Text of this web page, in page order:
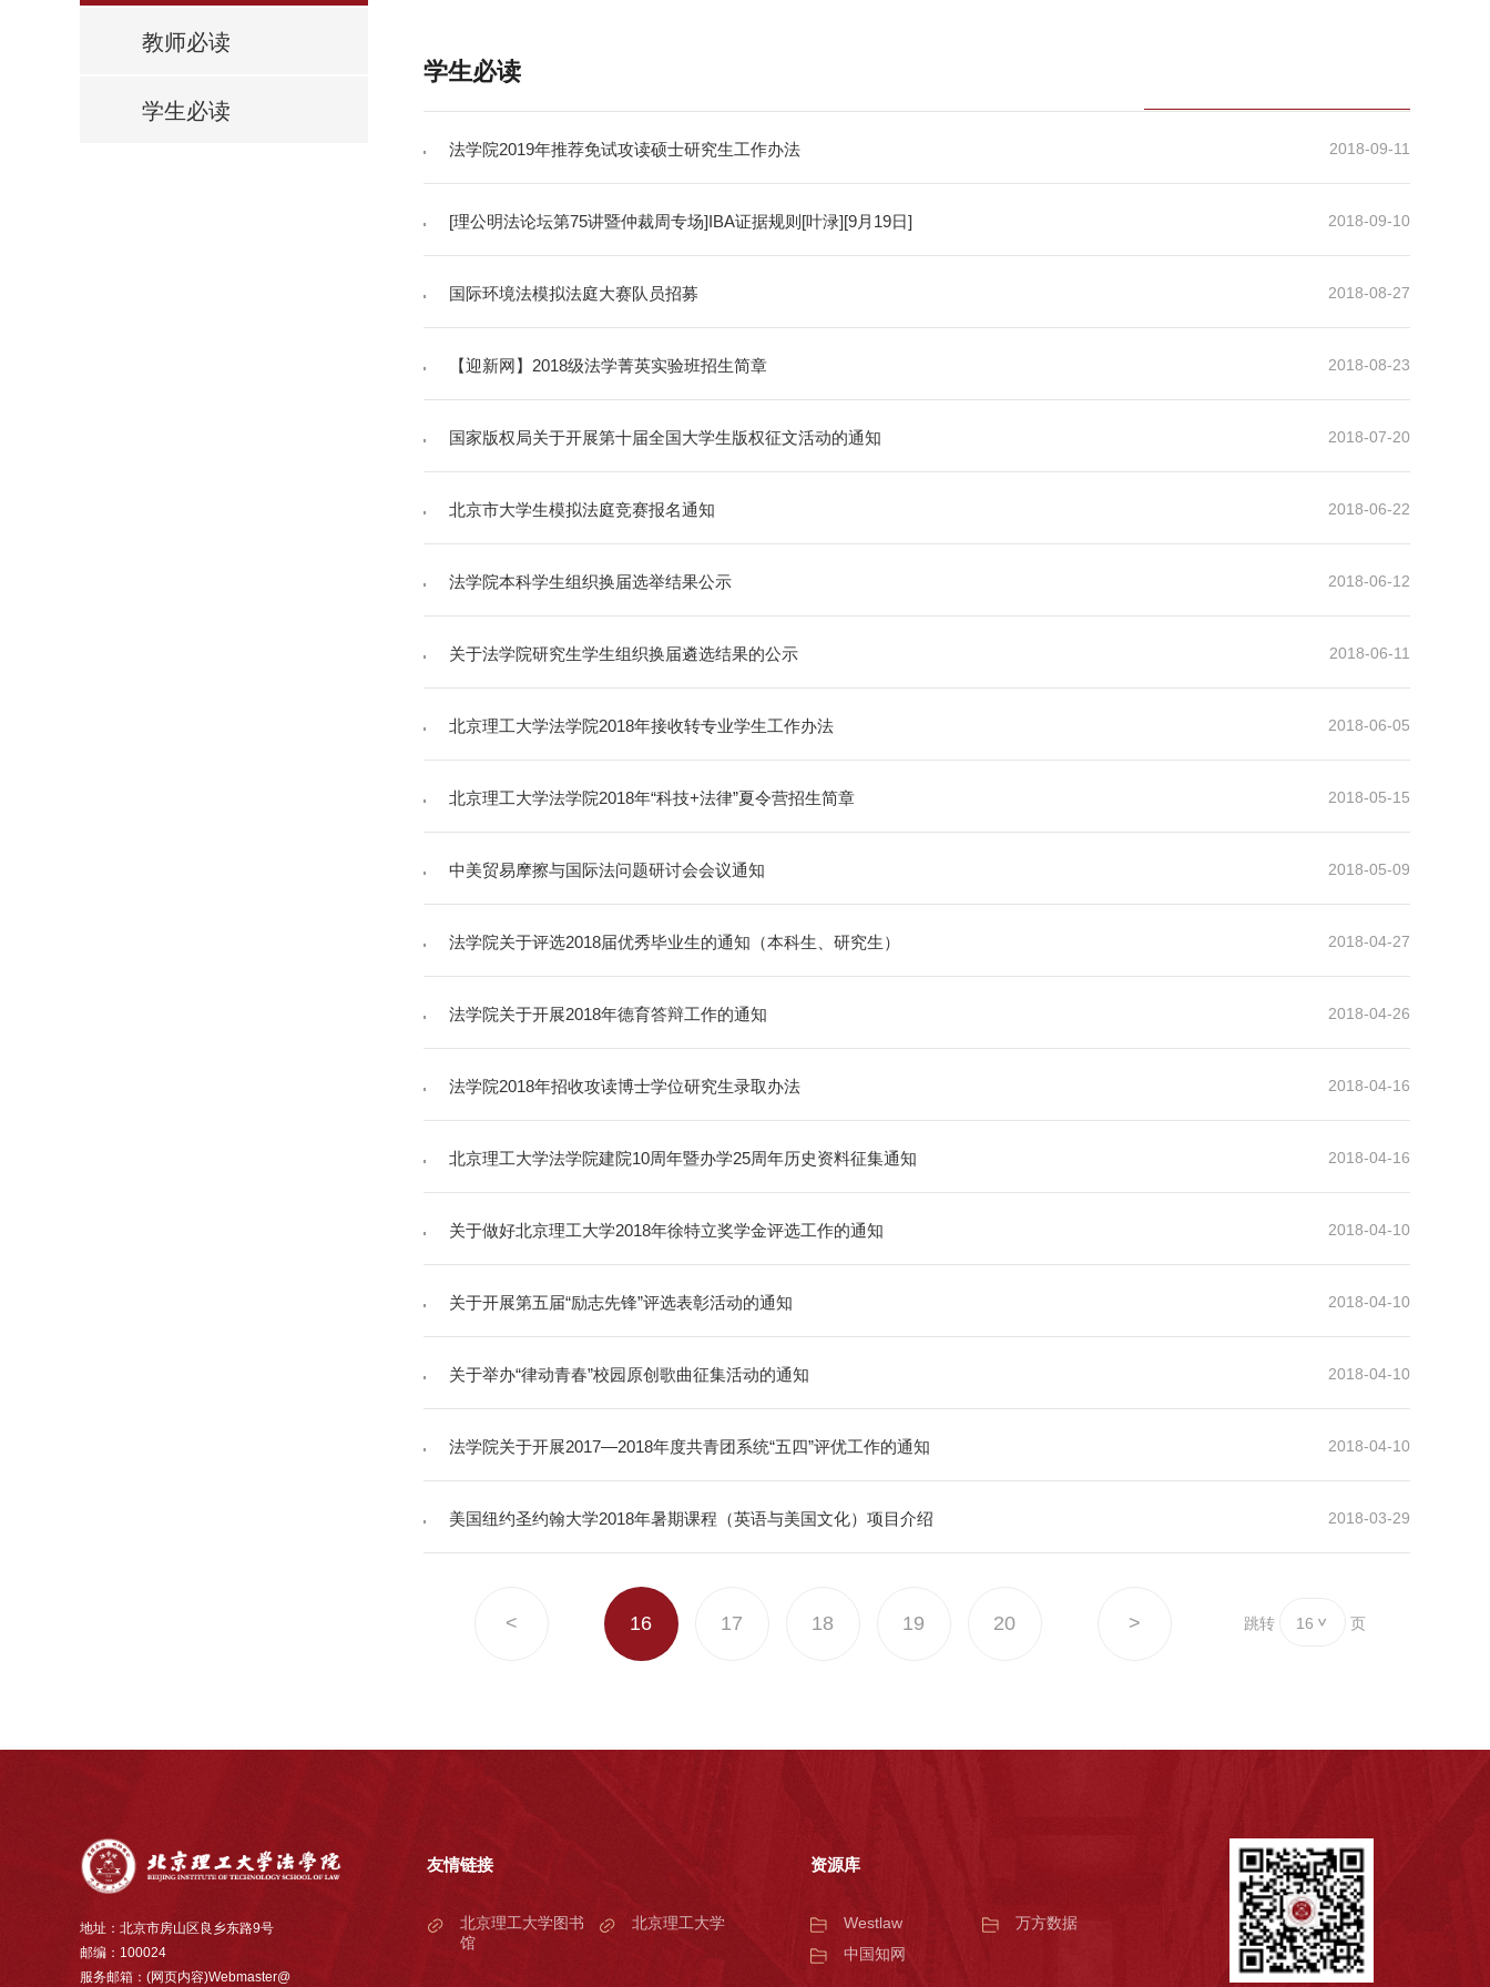
教师必读
学生必读
学生必读
2018-09-11
法学院2019年推荐免试攻读硕士研究生工作办法
2018-09-10
[理公明法论坛第75讲暨仲裁周专场]IBA证据规则[叶渌][9月19日]
2018-08-27
国际环境法模拟法庭大赛队员招募
2018-08-23
【迎新网】2018级法学菁英实验班招生简章
2018-07-20
国家版权局关于开展第十届全国大学生版权征文活动的通知
2018-06-22
北京市大学生模拟法庭竞赛报名通知
2018-06-12
法学院本科学生组织换届选举结果公示
2018-06-11
关于法学院研究生学生组织换届遴选结果的公示
2018-06-05
北京理工大学法学院2018年接收转专业学生工作办法
2018-05-15
北京理工大学法学院2018年“科技+法律”夏令营招生简章
2018-05-09
中美贸易摩擦与国际法问题研讨会会议通知
2018-04-27
法学院关于评选2018届优秀毕业生的通知（本科生、研究生）
2018-04-26
法学院关于开展2018年德育答辩工作的通知
2018-04-16
法学院2018年招收攻读博士学位研究生录取办法
2018-04-16
北京理工大学法学院建院10周年暨办学25周年历史资料征集通知
2018-04-10
关于做好北京理工大学2018年徐特立奖学金评选工作的通知
2018-04-10
关于开展第五届“励志先锋”评选表彰活动的通知
2018-04-10
关于举办“律动青春”校园原创歌曲征集活动的通知
2018-04-10
法学院关于开展2017—2018年度共青团系统“五四”评优工作的通知
2018-03-29
美国纽约圣约翰大学2018年暑期课程（英语与美国文化）项目介绍
< 16 17 18 19 20 > 跳转 16 页
地址：北京市房山区良乡东路9号
邮编：100024
服务邮箱：(网页内容)Webmaster@
友情链接
北京理工大学图书
馆
北京理工大学
资源库
Westlaw
万方数据
中国知网